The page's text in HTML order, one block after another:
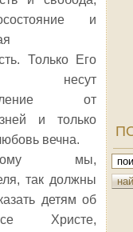
и
Только Его
несут
от
и только
вечна.
мы,
так должны
детям об
Христе,